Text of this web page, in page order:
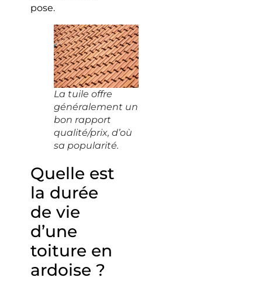
pose.
La tuile offre
généralement un
bon rapport
qualité/prix, d’où
sa popularité.
Quelle est
la durée
de vie
d’une
toiture en
ardoise ?